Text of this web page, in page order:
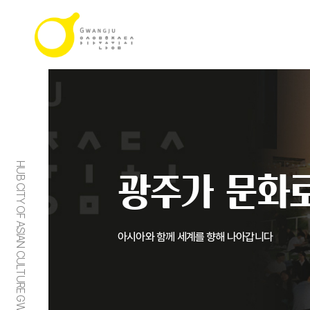
HUB CITY OF ASIAN CULTURE GWANGJU 광주가 문화
아시아와 함께 세계를 향해 나아갑니다